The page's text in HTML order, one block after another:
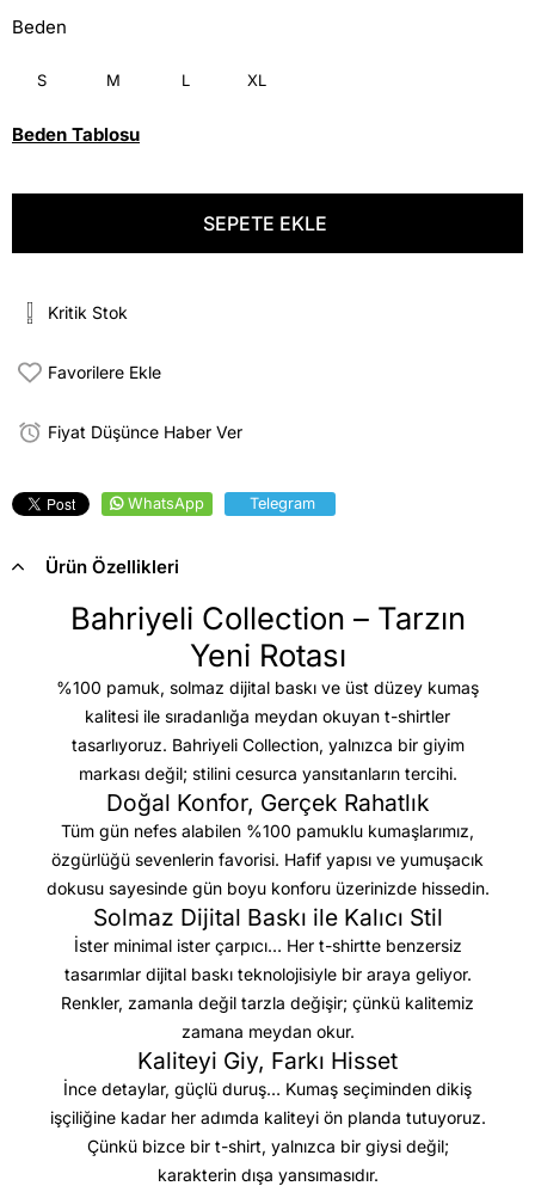
Beden
S M L XL
Beden Tablosu
Kritik Stok
Favorilere Ekle
Fiyat Düşünce Haber Ver
WhatsApp Telegram
Ürün Özellikleri
Bahriyeli Collection – Tarzın
Yeni Rotası
%100 pamuk, solmaz dijital baskı ve üst düzey kumaş
kalitesi ile sıradanlığa meydan okuyan t-shirtler
tasarlıyoruz. Bahriyeli Collection, yalnızca bir giyim
markası değil; stilini cesurca yansıtanların tercihi.
Doğal Konfor, Gerçek Rahatlık
Tüm gün nefes alabilen %100 pamuklu kumaşlarımız,
özgürlüğü sevenlerin favorisi. Hafif yapısı ve yumuşacık
dokusu sayesinde gün boyu konforu üzerinizde hissedin.
Solmaz Dijital Baskı ile Kalıcı Stil
İster minimal ister çarpıcı… Her t-shirtte benzersiz
tasarımlar dijital baskı teknolojisiyle bir araya geliyor.
Renkler, zamanla değil tarzla değişir; çünkü kalitemiz
zamana meydan okur.
Kaliteyi Giy, Farkı Hisset
İnce detaylar, güçlü duruş… Kumaş seçiminden dikiş
işçiliğine kadar her adımda kaliteyi ön planda tutuyoruz.
Çünkü bizce bir t-shirt, yalnızca bir giysi değil;
karakterin dışa yansımasıdır.